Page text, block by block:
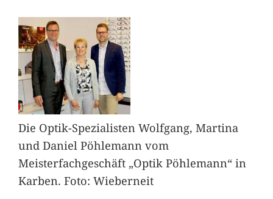
Die Optik-Spezialisten Wolfgang, Martina
und Daniel Pöhlemann vom
Meisterfachgeschäft „Optik Pöhlemann“ in
Karben. Foto: Wieberneit